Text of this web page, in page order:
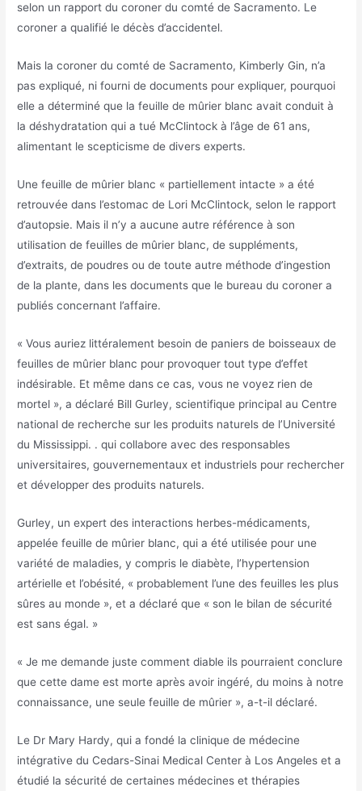
selon un rapport du coroner du comté de Sacramento. Le
coroner a qualifié le décès d’accidentel.
Mais la coroner du comté de Sacramento, Kimberly Gin, n’a
pas expliqué, ni fourni de documents pour expliquer, pourquoi
elle a déterminé que la feuille de mûrier blanc avait conduit à
la déshydratation qui a tué McClintock à l’âge de 61 ans,
alimentant le scepticisme de divers experts.
Une feuille de mûrier blanc « partiellement intacte » a été
retrouvée dans l’estomac de Lori McClintock, selon le rapport
d’autopsie. Mais il n’y a aucune autre référence à son
utilisation de feuilles de mûrier blanc, de suppléments,
d’extraits, de poudres ou de toute autre méthode d’ingestion
de la plante, dans les documents que le bureau du coroner a
publiés concernant l’affaire.
« Vous auriez littéralement besoin de paniers de boisseaux de
feuilles de mûrier blanc pour provoquer tout type d’effet
indésirable. Et même dans ce cas, vous ne voyez rien de
mortel », a déclaré Bill Gurley, scientifique principal au Centre
national de recherche sur les produits naturels de l’Université
du Mississippi. . qui collabore avec des responsables
universitaires, gouvernementaux et industriels pour rechercher
et développer des produits naturels.
Gurley, un expert des interactions herbes-médicaments,
appelée feuille de mûrier blanc, qui a été utilisée pour une
variété de maladies, y compris le diabète, l’hypertension
artérielle et l’obésité, « probablement l’une des feuilles les plus
sûres au monde », et a déclaré que « son le bilan de sécurité
est sans égal. »
« Je me demande juste comment diable ils pourraient conclure
que cette dame est morte après avoir ingéré, du moins à notre
connaissance, une seule feuille de mûrier », a-t-il déclaré.
Le Dr Mary Hardy, qui a fondé la clinique de médecine
intégrative du Cedars-Sinai Medical Center à Los Angeles et a
étudié la sécurité de certaines médecines et thérapies